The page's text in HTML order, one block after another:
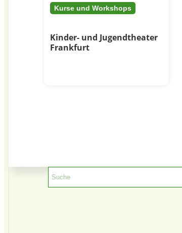
Kurse und Workshops
Kinder- und Jugendtheater
Frankfurt